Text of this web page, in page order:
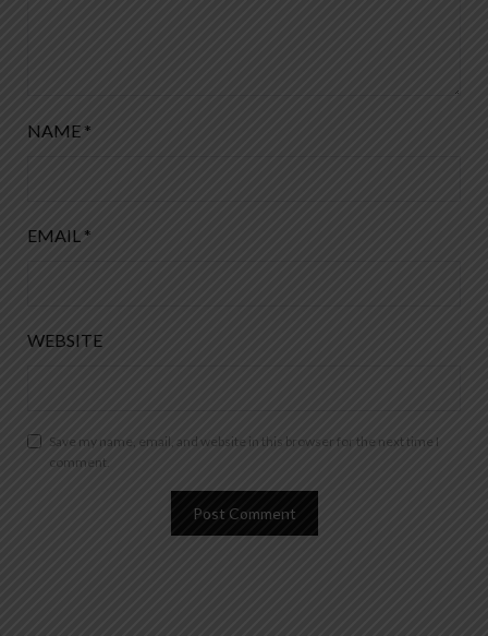
NAME *
EMAIL *
WEBSITE
Save my name, email, and website in this browser for the next time I
comment.